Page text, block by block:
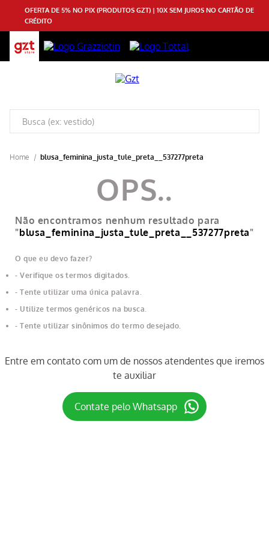
OFERTA DE 5% NO PIX (PRODUTOS GZT) | 10X SEM JUROS NO CARTÃO DE
CRÉDITO
blusa_feminina_justa_tule_preta__537277preta
Não encontramos nenhum resultado para
"blusa_feminina_justa_tule_preta__537277preta"
O que eu devo fazer?
Verifique os termos digitados.
Tente utilizar uma única palavra.
Utilize termos genéricos na busca.
Tente utilizar sinônimos do termo desejado.
Entre em contato com um de nossos atendentes que iremos
te auxiliar
Contate pelo Whatsapp